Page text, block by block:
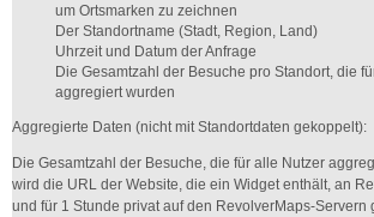
um Ortsmarken zu zeichnen
Der Standortname (Stadt, Region, Land)
Uhrzeit und Datum der Anfrage
Die Gesamtzahl der Besuche pro Standort, die
aggregiert wurden
Aggregierte Daten (nicht mit Standortdaten gekoppelt):
Die Gesamtzahl der Besuche, die für alle Nutzer
wird die URL der Website, die ein Widget enthält, an
und für 1 Stunde privat auf den RevolverMaps-Servern